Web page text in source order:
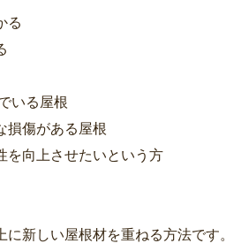
る
いる屋根
損傷がある屋根
を向上させたいという方
新しい屋根材を重ねる方法です。